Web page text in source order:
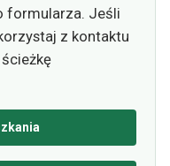
formularza. Jeśli
z kontaktu